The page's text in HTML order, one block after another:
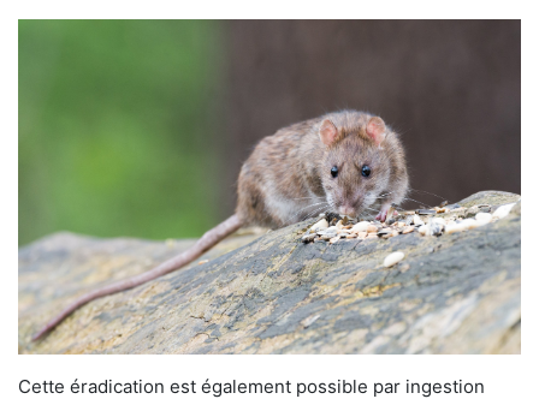
Cette éradication est également possible par ingestion